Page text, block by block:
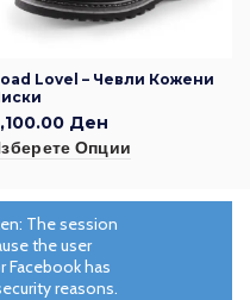
Lovel – Чевли Кожени
Ден
Опции
The session
the user
Facebook has
reasons.